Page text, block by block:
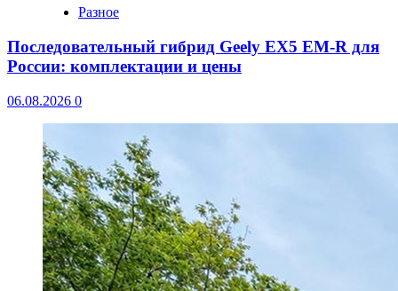
Разное
Последовательный гибрид Geely EX5 EM-R для
России: комплектации и цены
06.08.2026 0